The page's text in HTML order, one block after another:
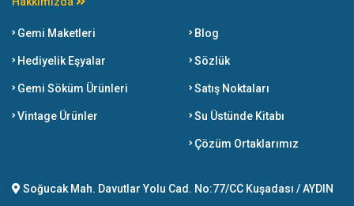
Gemi Maketleri
Hediyelik Eşyalar
Gemi Söküm Ürünleri
Vintage Ürünler
Blog
Sözlük
Satış Noktaları
Su Üstünde Kitabı
Çözüm Ortaklarımız
Soğucak Mah. Davutlar Yolu Cad. No:77/CC Kuşadası / AYDIN